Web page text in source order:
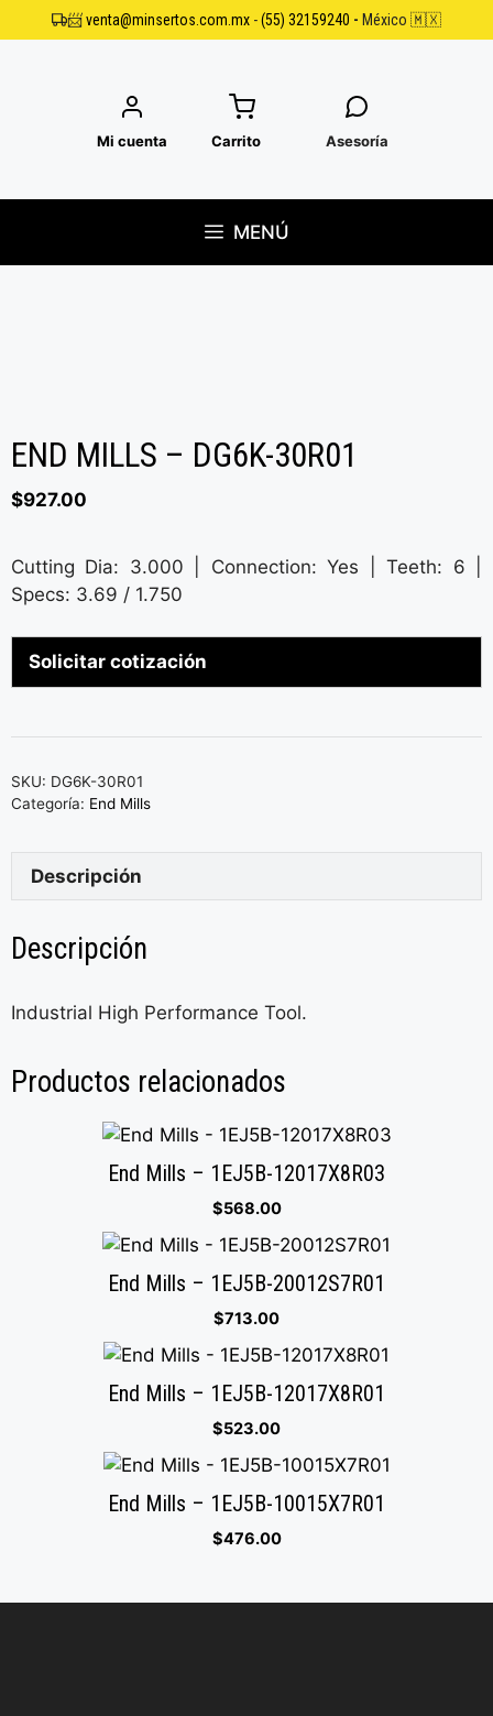
al
📨venta@minsertos.com.mx -(55) 32159240 - México 🇲🇽
Mi cuenta Carrito Asesoría
MENÚ
END MILLS – DG6K-30R01
$927.00
Cutting Dia: 3.000 | Connection: Yes | Teeth: 6 |
Specs: 3.69 / 1.750
Solicitar cotización
SKU: DG6K-30R01
Categoría: End Mills
Descripción
Descripción
Industrial High Performance Tool.
Productos relacionados
End Mills – 1EJ5B-12017X8R03
$568.00
End Mills – 1EJ5B-20012S7R01
$713.00
End Mills – 1EJ5B-12017X8R01
$523.00
End Mills – 1EJ5B-10015X7R01
$476.00